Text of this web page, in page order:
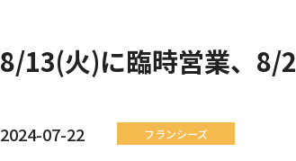
8/13(火)に臨時営業、8/
2024-07-22 フランシーズ